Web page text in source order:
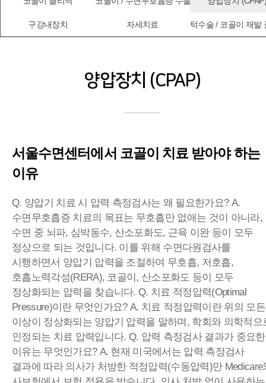
구강내장치 자세치료 턱수술 / 코골이 재발
양압장치 (CPAP)
서울수면센터에서 코골이 치료 받아야 하는
이유
Q. 양압기 치료 시 압력 측정검사는 왜 필요한가요? A.
수면무호흡증 치료의 목표는 무호흡만 없애는 것이 아니라,
수면 중 뇌파, 심박동수, 산소포화도, 근육 이완 등이 모두
정상으로 되는 것입니다. 이를 위해 수면다원검사를
시행하면서 양압기 압력을 조절하여 무호흡, 저호흡,
호흡노력각성(RERA), 코골이, 산소포화도 등이 모두
정상화되는 압력을 찾습니다.Q. 치료 적정압력(Optimal
Pressure)이란 무엇인가요?A. 치료 적정압력이란 위의 모든
이상이 정상화되는 양압기 압력을 말하며, 학회와 의학적으
인정되는 치료 압력입니다. Q. 압력 측정검사 결과가 중요한
이유는 무엇인가요? A. 현재 미국에서는 압력 측정검사
결과에 따라 의사가 처방한 적정압력(수동압력)만 Medicare